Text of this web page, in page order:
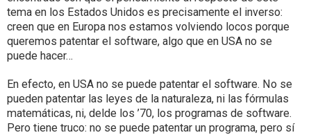
tema en los Estados Unidos es precisamente el inverso:
creen que en Europa nos estamos volviendo locos porque
queremos patentar el software, algo que en USA no se
puede hacer…
En efecto, en USA no se puede patentar el software. No se
pueden patentar las leyes de la naturaleza, ni las fórmulas
matemáticas, ni, delde los ’70, los programas de software.
Pero tiene truco: no se puede patentar un programa, pero sí